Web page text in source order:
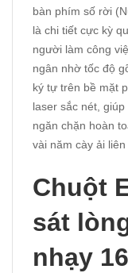
bàn phím số rời
là chi tiết cực kỳ
người làm công
ngân nhờ tốc độ
ký tự trên bề mặt
laser sắc nét,
ngăn chặn hoàn
vài năm cày ải
Chuột
sát
nhạy